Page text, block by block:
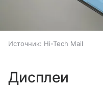
Источник: Hi-Tech Mail
Дисплеи